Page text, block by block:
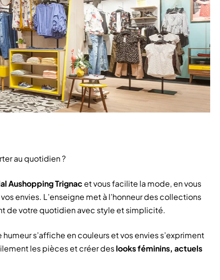
au quotidien ?
Aushopping Trignacet vous facilite la mode, en vous
envies. L’enseigne met à l’honneur des collections
de votre quotidien avec style et simplicité.
s’affiche en couleurs et vos envies s’expriment
les pièces et créer deslooks féminins, actuels